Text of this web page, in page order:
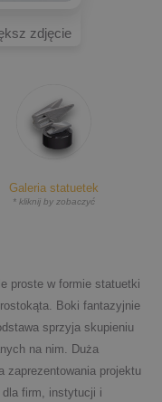
zdjęcie
Galeria statuetek
* kliknij by zobaczyć
proste w formie statuetki
Boki fantazyjnie
sprzyja skupieniu
na nim. Duża
zaprezentowania projektu
firm, instytucji i